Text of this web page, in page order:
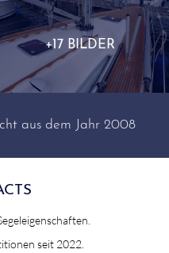
+17 BILDER
aus dem Jahr 2008
seit 2022.